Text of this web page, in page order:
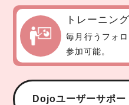
トレーニン
毎月行うフォ
参加可能。
Dojoユーザーサポー